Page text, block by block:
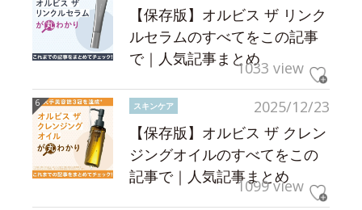
【保存版】オルビス ザ リンク
ルセラムのすべてをこの記事
で｜人気記事まとめ1033 view
2025/12/23
スキンケア
【保存版】オルビス ザ クレン
ジングオイルのすべてをこの
記事で｜人気記事まとめ
1099 view